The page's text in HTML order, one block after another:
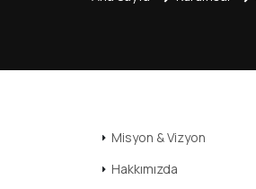
Misyon & Vizyon
Hakkımızda